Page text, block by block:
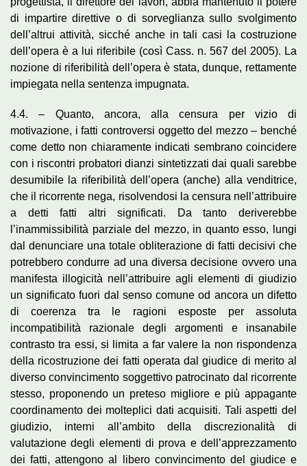
di impartire direttive o di sorveglianza sullo svolgimento
dell’altrui attività, sicché anche in tali casi la costruzione
dell’opera è a lui riferibile (così Cass. n. 567 del 2005). La
nozione di riferibilità dell’opera è stata, dunque, rettamente
impiegata nella sentenza impugnata.
4.4. – Quanto, ancora, alla censura per vizio di
motivazione, i fatti controversi oggetto del mezzo – benché
come detto non chiaramente indicati sembrano coincidere
con i riscontri probatori dianzi sintetizzati dai quali sarebbe
desumibile la riferibilità dell’opera (anche) alla venditrice,
che il ricorrente nega, risolvendosi la censura nell’attribuire
a detti fatti altri significati. Da tanto deriverebbe
l’inammissibilità parziale del mezzo, in quanto esso, lungi
dal denunciare una totale obliterazione di fatti decisivi che
potrebbero condurre ad una diversa decisione ovvero una
manifesta illogicità nell’attribuire agli elementi di giudizio
un significato fuori dal senso comune od ancora un difetto
di coerenza tra le ragioni esposte per assoluta
incompatibilità razionale degli argomenti e insanabile
contrasto tra essi, si limita a far valere la non rispondenza
della ricostruzione dei fatti operata dal giudice di merito al
diverso convincimento soggettivo patrocinato dal ricorrente
stesso, proponendo un preteso migliore e più appagante
coordinamento dei molteplici dati acquisiti. Tali aspetti del
giudizio, interni all’ambito della discrezionalità di
valutazione degli elementi di prova e dell’apprezzamento
dei fatti, attengono al libero convincimento del giudice e